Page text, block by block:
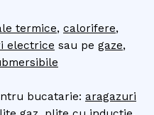
termice, calorifere,
electrice sau pe gaze,
bucatarie: aragazuri